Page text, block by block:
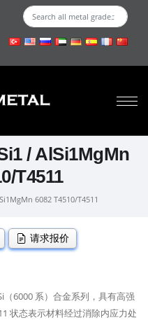
/ AlSi1MgMn
T4511
6082 T4510/T4511
请求报价
（6000 系）合金系列，具有高强
状态表示材料经过消除内应力处